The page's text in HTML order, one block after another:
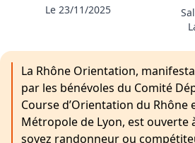
Le 23/11/2025
La Rhône Orientation,
par les bénévoles du Comité
Course d’Orientation du Rhône
Métropole de Lyon, est ouverte
soyez randonneur ou